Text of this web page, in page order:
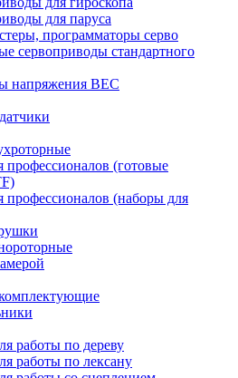
для паруса
программаторы серво
сервоприводы стандартного
напряжения BEC
профессионалов (готовые
профессионалов (наборы для
работы по дереву
работы по лексану